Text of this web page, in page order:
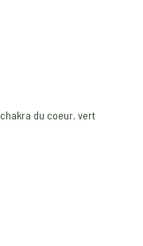
chakra du coeur, vert